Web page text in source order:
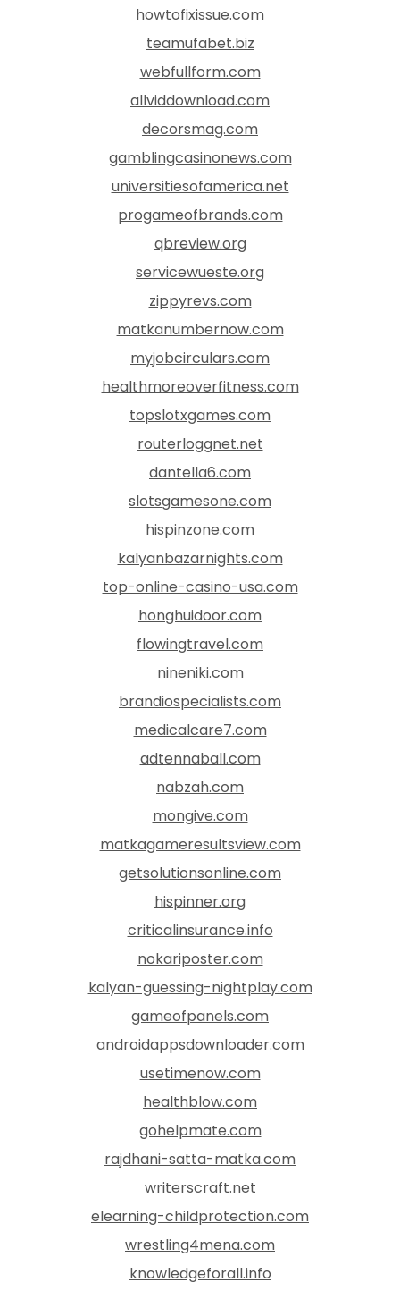
howtofixissue.com
teamufabet.biz
webfullform.com
allviddownload.com
decorsmag.com
gamblingcasinonews.com
universitiesofamerica.net
progameofbrands.com
qbreview.org
servicewueste.org
zippyrevs.com
matkanumbernow.com
myjobcirculars.com
healthmoreoverfitness.com
topslotxgames.com
routerloggnet.net
dantella6.com
slotsgamesone.com
hispinzone.com
kalyanbazarnights.com
top-online-casino-usa.com
honghuidoor.com
flowingtravel.com
nineniki.com
brandiospecialists.com
medicalcare7.com
adtennaball.com
nabzah.com
mongive.com
matkagameresultsview.com
getsolutionsonline.com
hispinner.org
criticalinsurance.info
nokariposter.com
kalyan-guessing-nightplay.com
gameofpanels.com
androidappsdownloader.com
usetimenow.com
healthblow.com
gohelpmate.com
rajdhani-satta-matka.com
writerscraft.net
elearning-childprotection.com
wrestling4mena.com
knowledgeforall.info